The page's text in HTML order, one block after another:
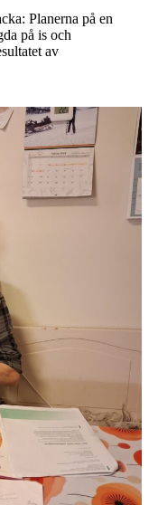
Planerna på en
på is och
av